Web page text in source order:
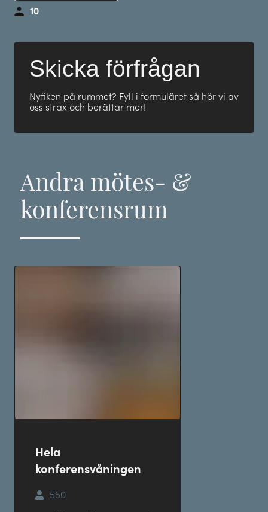
10
Skicka förfrågan
Nyfiken på rummet? Fyll i formuläret så hör vi av
oss strax och berättar mer!
Andra mötes- &
konferensrum
Hela
konferensvåningen
550